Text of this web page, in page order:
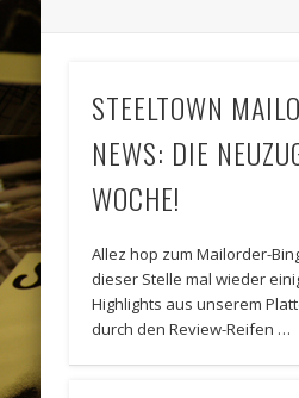
STEELTOWN
NEWS: DIE
WOCHE!
Allez hop zum Mailorder-
dieser Stelle mal wieder
Highlights aus unserem
durch den Review-Reifen …